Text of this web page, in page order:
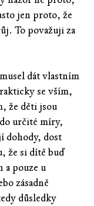
jen proto, že
To považuji za
dát vlastním
se vším,
že děti jsou
určité míry,
dohody, dost
že si dítě buď
a pouze u
zásadně
důsledky